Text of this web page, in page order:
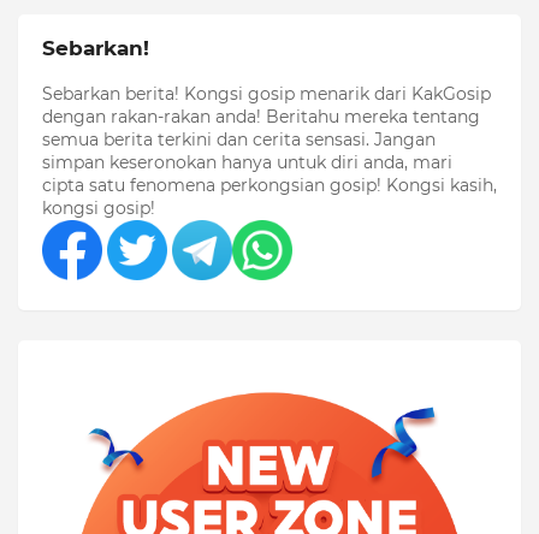
Sebarkan!
Sebarkan berita! Kongsi gosip menarik dari KakGosip
dengan rakan-rakan anda! Beritahu mereka tentang
semua berita terkini dan cerita sensasi. Jangan
simpan keseronokan hanya untuk diri anda, mari
cipta satu fenomena perkongsian gosip! Kongsi kasih,
kongsi gosip!